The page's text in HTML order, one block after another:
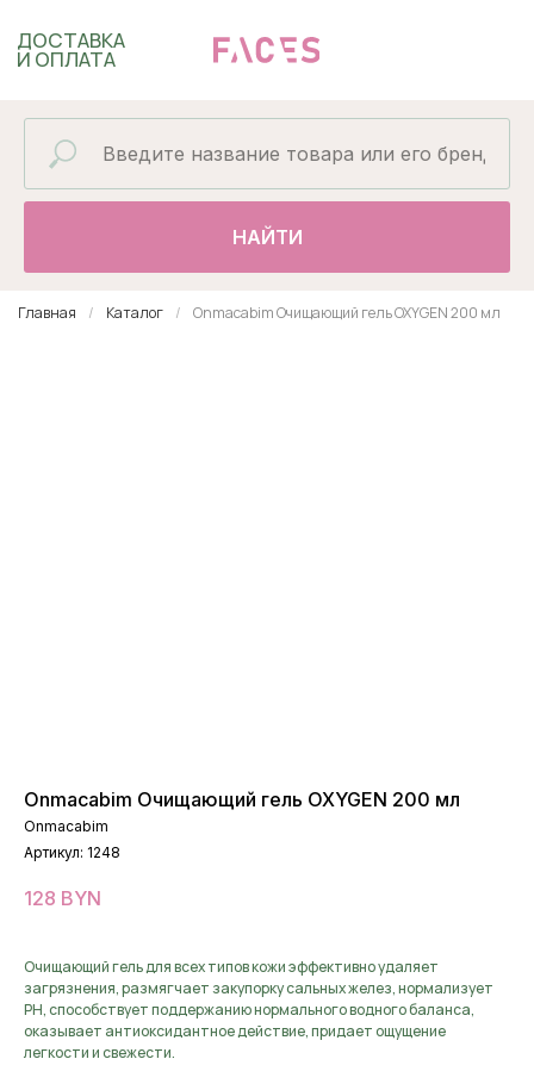
И ОПЛАТА
НАЙТИ
Главная Каталог Onmacabim Очищающий гель OXYGEN 200 мл
Onmacabim Очищающий гель OXYGEN 200 мл
Onmacabim
Артикул: 1248
128 BYN
Очищающий гель для всех типов кожи эффективно удаляет
загрязнения, размягчает закупорку сальных желез, нормализует
PH, способствует поддержанию нормального водного баланса,
оказывает антиоксидантное действие, придает ощущение
легкости и свежести.